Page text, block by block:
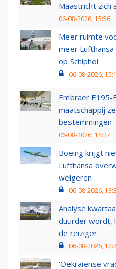
Maastricht zich
06-08-2026, 15:56
Meer ruimte
meer
op Schiphol
06-08-2026,
Embraer E195-
maatschappij
bestemmingen
06-08-2026, 14:27
Boeing krijgt
Lufthansa
weigeren
06-08-2026,
Analyse
duurder wordt,
de reiziger
06-08-2026,
'Oekraïense